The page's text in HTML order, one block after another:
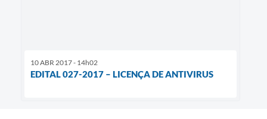
10 ABR 2017 - 14h02
EDITAL 027-2017 – LICENÇA DE ANTIVIRUS